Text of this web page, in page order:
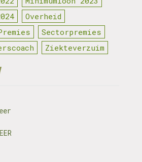
Overheid
Sectorpremies
Ziekteverzuim